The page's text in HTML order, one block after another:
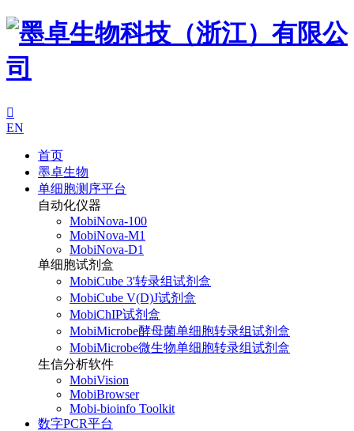

EN
首页
墨卓生物
单细胞测序平台
自动化仪器
MobiNova-100
MobiNova-M1
MobiNova-D1
单细胞试剂盒
MobiCube 3'转录组试剂盒
MobiCube V(D)J试剂盒
MobiChIP试剂盒
MobiMicrobe酵母菌单细胞转录组试剂盒
MobiMicrobe微生物单细胞转录组试剂盒
生信分析软件
MobiVision
MobiBrowser
Mobi-bioinfo Toolkit
数字PCR平台